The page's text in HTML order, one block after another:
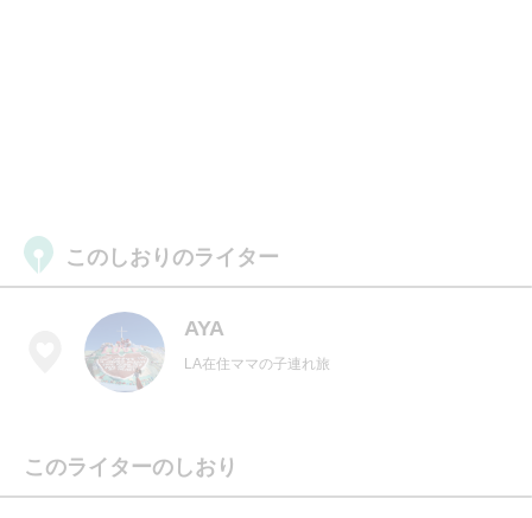
このしおりのライター
AYA
LA在住ママの子連れ旅
このライターのしおり